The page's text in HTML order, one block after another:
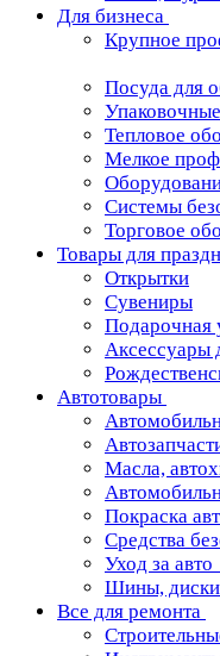
Для бизнеса
Крупное
Посуда для
Тепловое
Мелкое
Системы
Торговое
Товары для
Открытки
Сувениры
Подарочная
Аксессуары
Автотовары
Масла,
Покраска
Средства
Уход за авто
Шины, диски
Все для ремонта